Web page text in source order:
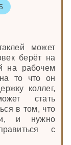
может
берёт на
на рабочем
то что он
коллег,
стать
в том, что
и нужно
с